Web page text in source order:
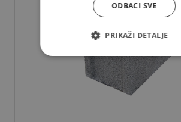
ODBACI SVE
PRIKAŽI DETALJE